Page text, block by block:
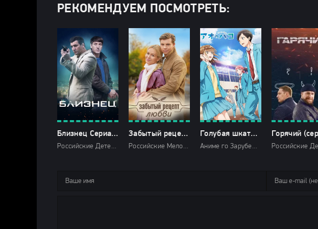
РЕКОМЕНДУЕМ ПОСМОТРЕТЬ:
Близнец Сериал 2021 2020 Все (1-4 Серии) подряд
Российские Детектив Мелодрамы Криминал 2020 2021 мини-сериалы
Забытый рецепт любви 1 сезон
Российские Мелодрамы 2023 Домашний мини-сериалы HD
Голубая шкатулка
Аниме го Зарубежные Комедии Мелодрамы HD